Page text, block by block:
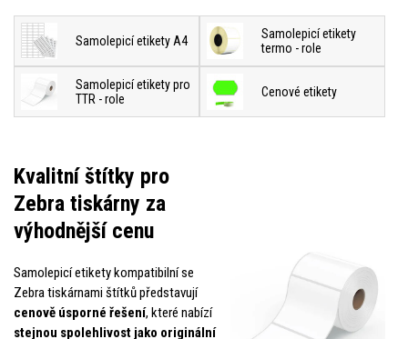
Samolepicí etikety A4
Samolepicí etikety
termo - role
Samolepicí etikety pro
TTR - role
Cenové etikety
Kvalitní štítky pro
Zebra tiskárny za
výhodnější cenu
Samolepicí etikety kompatibilní se
Zebra tiskárnami štítků představují
cenově úsporné řešení, které nabízí
stejnou spolehlivost jako originální